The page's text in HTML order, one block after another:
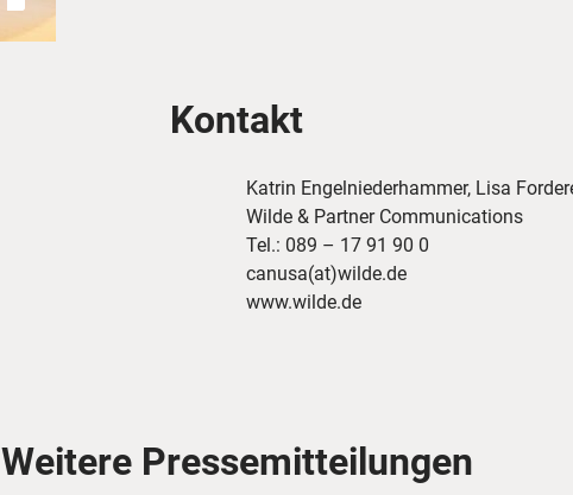
Kontakt
Katrin Engelniederhammer, Lisa
Wilde & Partner Communications
Tel.: 089 – 17 91 90 0
canusa(at)wilde.de
www.wilde.de
Weitere Pressemitteilungen